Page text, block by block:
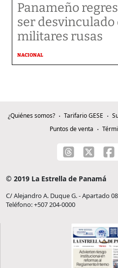
Panameño
ser desvinculado
militares rusas
NACIONAL
¿Quiénes somos? Tarifario GESE
Puntos de venta
© 2019 La Estrella de Panamá
C/ Alejandro A. Duque G. - Apartado
Teléfono: +507 204-0000